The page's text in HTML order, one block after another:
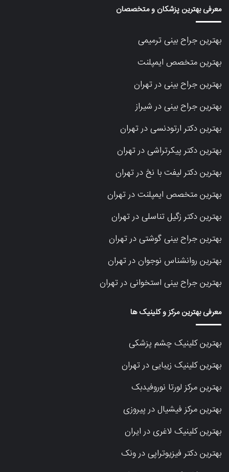
معرفی بهترین پزشکان و متخصصان
بهترین جراح بینی ترمیمی
بهترین متخصص ایمپلنت
بهترین جراح بینی در تهران
بهترین جراح بینی در شیراز
بهترین دکتر ارتودنسی در تهران
بهترین دکتر پیکرتراشی در تهران
بهترین دکتر لیفت با نخ در تهران
بهترین متخصص ایمپلنت در تهران
بهترین دکتر زگیل تناسلی در تهران
بهترین جراح بینی گوشتی در تهران
بهترین روانشناس نوجوان در تهران
بهترین جراح بینی استخوانی در تهران
معرفی بهترین مرکز و کلینیک ها
بهترین کلینیک چشم پزشکی
بهترین کلینیک زیبایی در تهران
بهترین مرکز لورتا نوروفیدبک
بهترین مرکز فیشیال در پیروزی
بهترین کلینیک لاغری در ایران
بهترین دکتر فیزیوتراپی در ونک